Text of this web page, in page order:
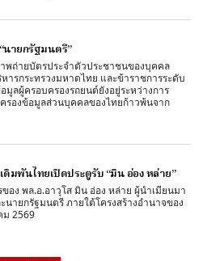
นายกรัฐมนตรี”
พถ่ายบัตรประจำตัวประชาชนของบุคคล
ารกระทรวงมหาดไทย และข้าราชการระดับ
ลผู้ครอบครองรถยนต์ยังอยู่ระหว่างการ
รองข้อมูลส่วนบุคคลของไทยก้าวพ้นจาก
มพันไทยเปิดประตูรับ “มิน อ่อง หล่าย”
อง พล.อ.อาวุโส มิน อ่อง หล่าย ผู้นำเมียนมา
ายกรัฐมนตรี ภายใต้โครงสร้างอำนาจของ
ม 2569